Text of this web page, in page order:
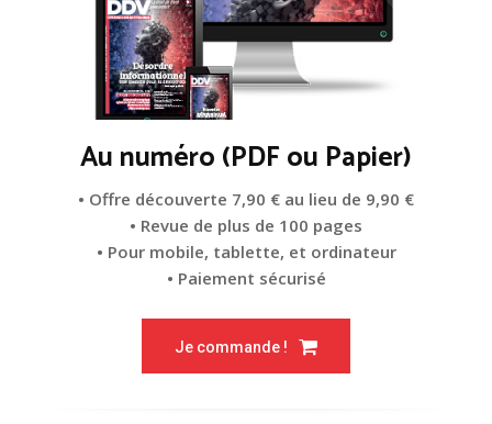
Au numéro (PDF ou Papier)
• Offre découverte 7,90 € au lieu de 9,90 €
• Revue de plus de 100 pages
• Pour mobile, tablette, et ordinateur
• Paiement sécurisé
Je commande !